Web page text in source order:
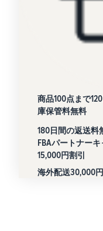
商品100点まで
庫保管料無料
180日間の返送料
FBAパートナー
15,000円割引
海外配送30,000